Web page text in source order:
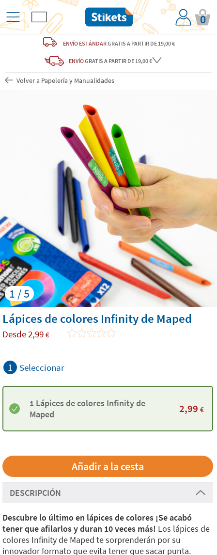
0
ENVÍO ESTÁNDARGRATIS A PARTIR DE 19,00 €
ENVÍOGRATIS A PARTIR DE 19,00 €
Volver a Papelería y Manualidades
1 / 5
Lápices de colores Infinity de Maped
Desde 2,99 €
1 Seleccionar
1 Lápices de colores Infinity de
Maped
2,99 €
DESCRIPCIÓN
Descubre lo último en lápices de colores ¡Se acabó
tener que afilarlos y duran 10 veces más! Los lápices de
colores Infinity de Maped te sorprenderán por su
innovador formato que evita tener que sacar punta.